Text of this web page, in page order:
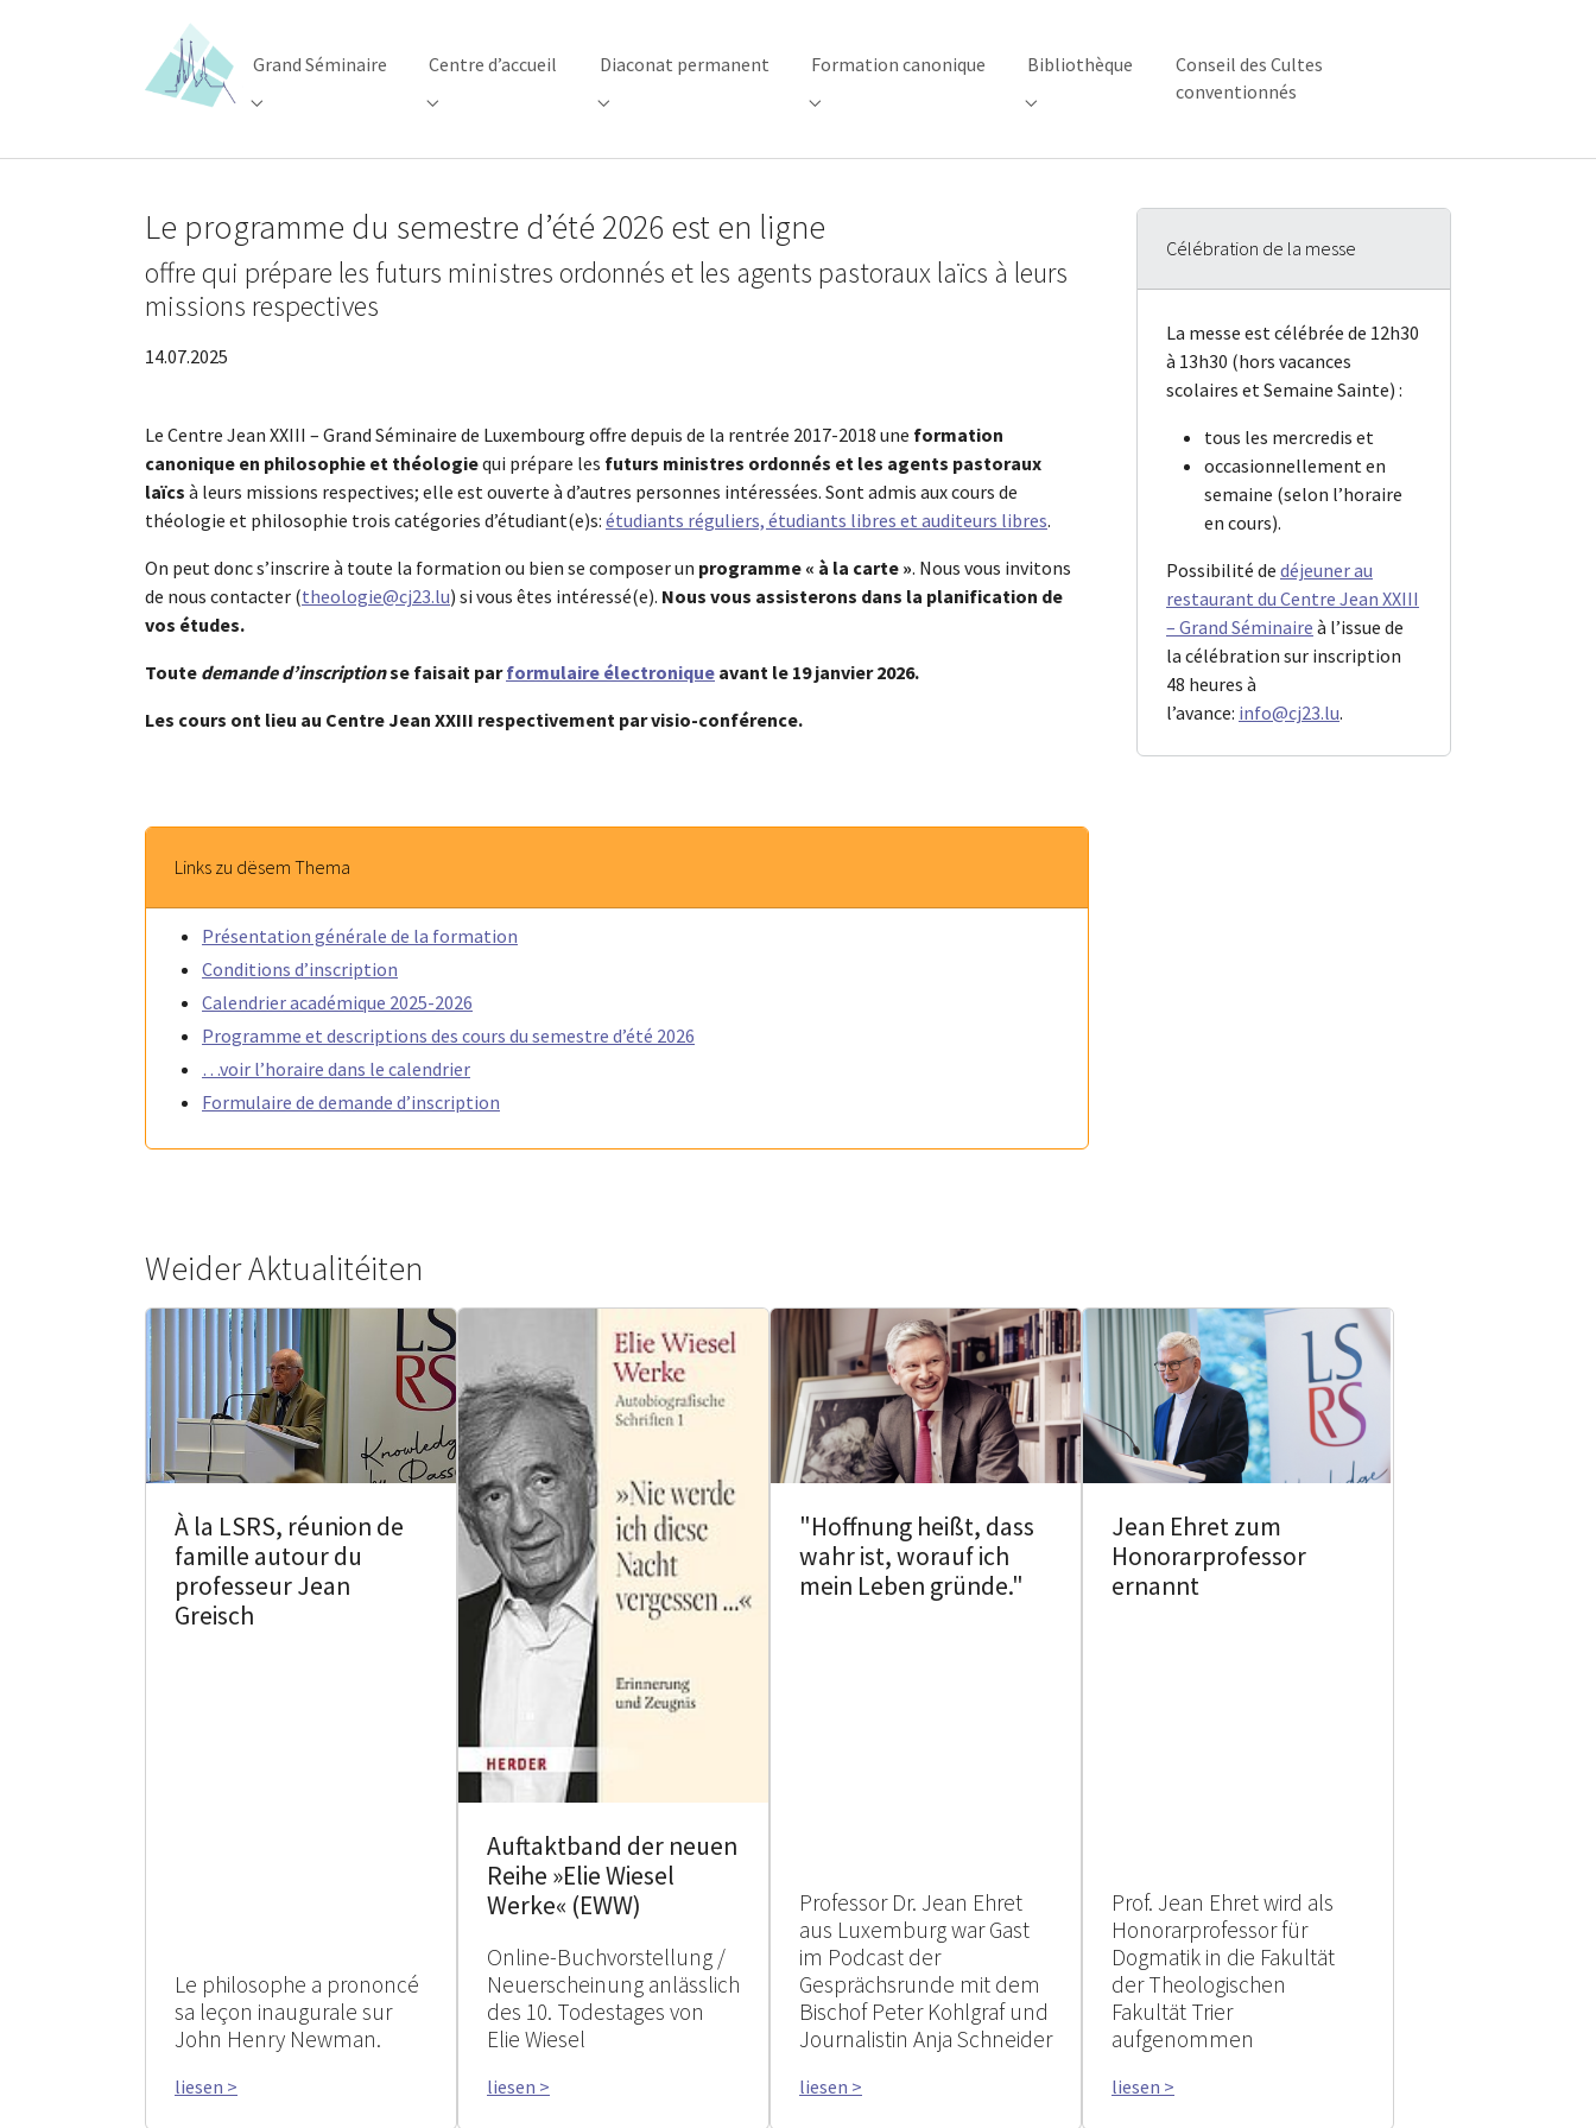
Grand Séminaire
Submenu for "Grand Séminaire"
Centre d’accueil
Submenu for "Centre d’accueil"
Diaconat permanent
Submenu for "Diaconat permanent"
Formation canonique
Submenu for "Formation canonique"
Bibliothèque
Submenu for "Bibliothèque"
Conseil des Cultes
conventionnés
Le programme du semestre d’été 2026 est en ligne
offre qui prépare les futurs ministres ordonnés et les agents pastoraux laïcs à leurs
missions respectives
14.07.2025
Le Centre Jean XXIII – Grand Séminaire de Luxembourg offre depuis de la rentrée 2017-2018 une formation
canonique en philosophie et théologiequi prépare les futurs ministres ordonnés et les agents pastoraux
laïcs à leurs missions respectives; elle est ouverte à d’autres personnes intéressées. Sont admis aux cours de
théologie et philosophie trois catégories d’étudiant(e)s: étudiants réguliers, étudiants libres et auditeurs libres.
On peut donc s’inscrire à toute la formation ou bien se composer un programme « à la carte ». Nous vous invitons
de nous contacter (theologie@cj23.lu) si vous êtes intéressé(e). Nous vous assisterons dans la planification de
vos études.
Toute demande d’inscriptionse faisait parformulaire électronique avant le 19 janvier 2026.
Les cours ont lieu au Centre Jean XXIII respectivement par visio-conférence.
Links zu dësem Thema
Présentation générale de la formation
Conditions d’inscription
Calendrier académique 2025-2026
Programme et descriptions des cours du semestre d’été 2026
…voir l’horaire dans le calendrier
Formulaire de demande d’inscription
Célébration de la messe
La messe est célébrée de 12h30
à 13h30 (hors vacances
scolaires et Semaine Sainte) :
tous les mercredis et
occasionnellement en
semaine (selon l’horaire
en cours).
Possibilité de déjeuner au
restaurant du Centre Jean XXIII
– Grand Séminaire à l’issue de
la célébration sur inscription
48 heures à
l’avance: info@cj23.lu.
Weider Aktualitéiten
À la LSRS, réunion de
famille autour du
professeur Jean
Greisch
Le philosophe a prononcé
sa leçon inaugurale sur
John Henry Newman.
liesen >
Auftaktband der neuen
Reihe »Elie Wiesel
Werke« (EWW)
Online-Buchvorstellung /
Neuerscheinung anlässlich
des 10. Todestages von
Elie Wiesel
liesen >
"Hoffnung heißt, dass
wahr ist, worauf ich
mein Leben gründe."
Professor Dr. Jean Ehret
aus Luxemburg war Gast
im Podcast der
Gesprächsrunde mit dem
Bischof Peter Kohlgraf und
Journalistin Anja Schneider
liesen >
Jean Ehret zum
Honorarprofessor
ernannt
Prof. Jean Ehret wird als
Honorarprofessor für
Dogmatik in die Fakultät
der Theologischen
Fakultät Trier
aufgenommen
liesen >